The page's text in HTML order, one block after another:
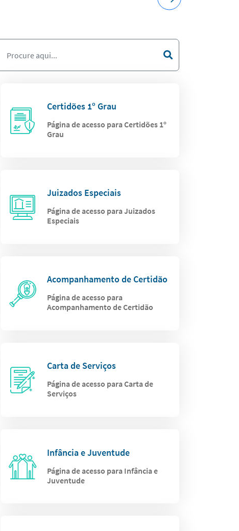
Certidões 1º Grau
Página de acesso para Certidões 1º
Grau
Juizados Especiais
Página de acesso para Juizados
Especiais
Acompanhamento de Certidão
Página de acesso para
Acompanhamento de Certidão
Carta de Serviços
Página de acesso para Carta de
Serviços
Infância e Juventude
Página de acesso para Infância e
Juventude